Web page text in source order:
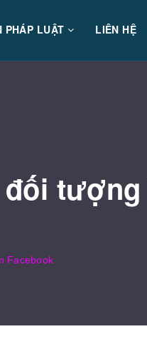
PHÁP LUẬT LIÊN HỆ
tượng
Facebook